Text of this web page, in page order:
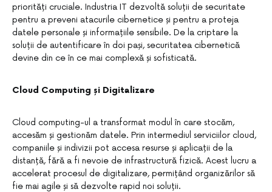
priorități cruciale. Industria IT dezvoltă soluții de securitate
pentru a preveni atacurile cibernetice și pentru a proteja
datele personale și informațiile sensibile. De la criptare la
soluții de autentificare în doi pași, securitatea cibernetică
devine din ce în ce mai complexă și sofisticată.
Cloud Computing și Digitalizare
Cloud computing-ul a transformat modul în care stocăm,
accesăm și gestionăm datele. Prin intermediul serviciilor cloud,
companiile și indivizii pot accesa resurse și aplicații de la
distanță, fără a fi nevoie de infrastructură fizică. Acest lucru a
accelerat procesul de digitalizare, permițând organizărilor să
fie mai agile și să dezvolte rapid noi soluții.